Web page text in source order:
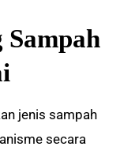
jenis sampah
secara